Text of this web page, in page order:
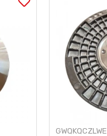
GWQKQCZLWE